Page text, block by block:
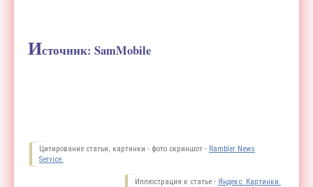
Источник: SamMobile
Цитирование статьи, картинки - фото скриншот - Rambler News
Service.
Иллюстрация к статье - Яндекс. Картинки.